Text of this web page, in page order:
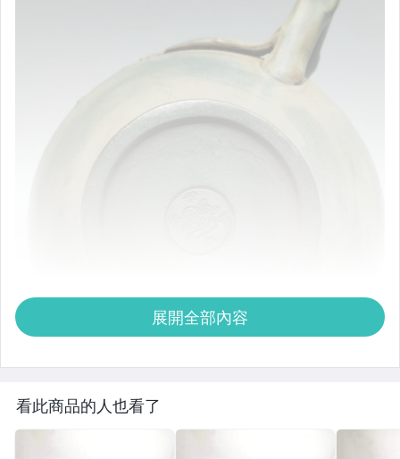
展開全部內容
看此商品的人也看了